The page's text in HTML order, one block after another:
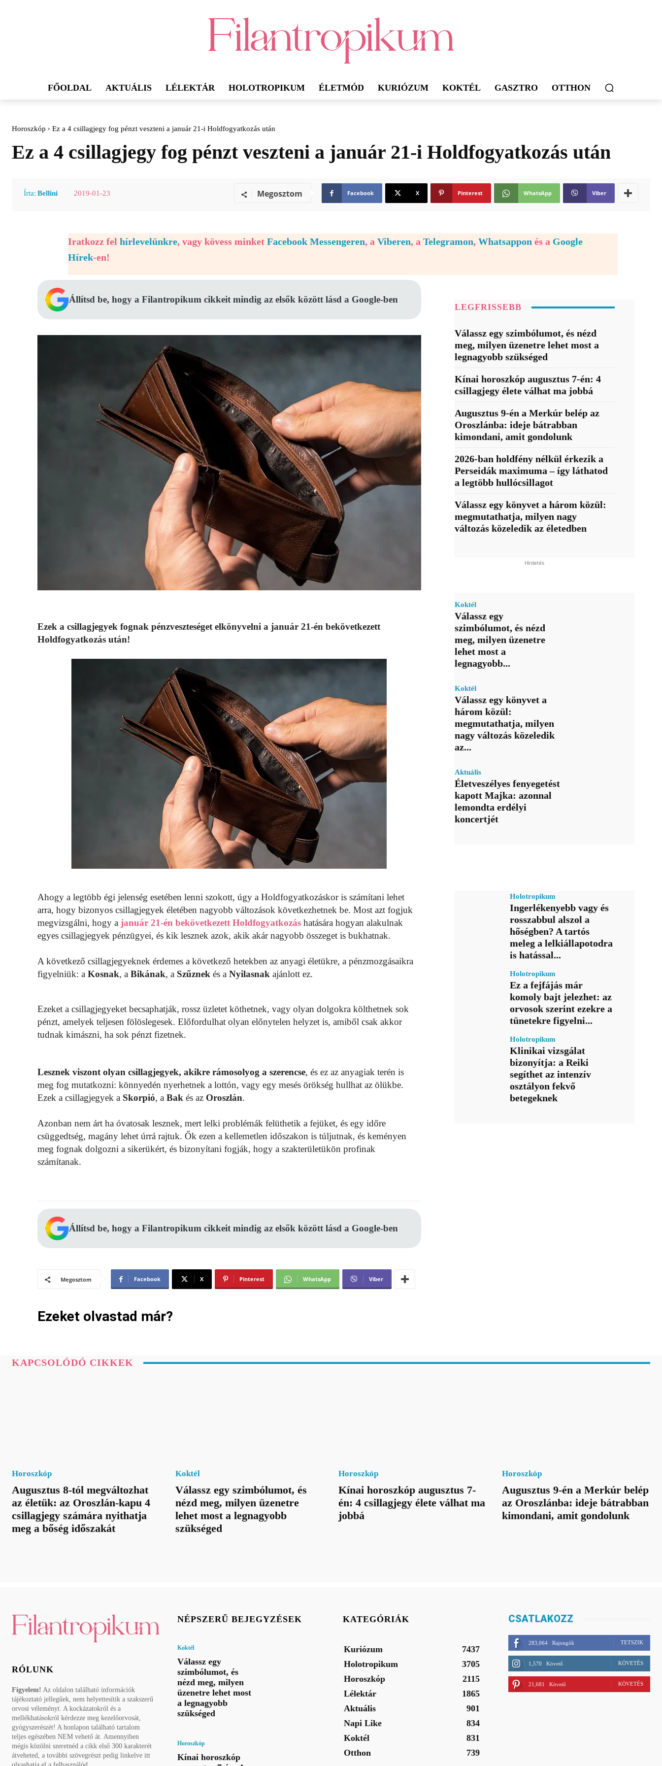
FŐOLDAL AKTUÁLIS LÉLEKTÁR HOLOTROPIKUM ÉLETMÓD KURIÓZUM KOKTÉL GASZTRO OTTHON
Horoszkóp Ez a 4 csillagjegy fog pénzt veszteni a január 21-i Holdfogyatkozás után
Ez a 4 csillagjegy fog pénzt veszteni a január 21-i Holdfogyatkozás után
Írta: Bellini 2019-01-23 Megosztom Facebook X Pinterest WhatsApp Viber
Iratkozz fel hírlevelünkre, vagy kövess minket Facebook Messengeren, a Viberen, a Telegramon, Whatsappon és a Google
Hírek-en!
Állítsd be, hogy a Filantropikum cikkeit mindig az elsők között lásd a Google-ben
Ezek a csillagjegyek fognak pénzveszteséget elkönyvelni a január 21-én bekövetkezett
Holdfogyatkozás után!
Ahogy a legtöbb égi jelenség esetében lenni szokott, úgy a Holdfogyatkozáskor is számítani lehet
arra, hogy bizonyos csillagjegyek életében nagyobb változások következhetnek be. Most azt fogjuk
megvizsgálni, hogy a január 21-én bekövetkezett Holdfogyatkozás hatására hogyan alakulnak
egyes csillagjegyek pénzügyei, és kik lesznek azok, akik akár nagyobb összeget is bukhatnak.
A következő csillagjegyeknek érdemes a következő hetekben az anyagi életükre, a pénzmozgásaikra
figyelniük: a Kosnak, a Bikának, a Szűznek és a Nyilasnak ajánlott ez.
Ezeket a csillagjegyeket becsaphatják, rossz üzletet köthetnek, vagy olyan dolgokra költhetnek sok
pénzt, amelyek teljesen fölöslegesek. Előfordulhat olyan előnytelen helyzet is, amiből csak akkor
tudnak kimászni, ha sok pénzt fizetnek.
Lesznek viszont olyan csillagjegyek, akikre rámosolyog a szerencse, és ez az anyagiak terén is
meg fog mutatkozni: könnyedén nyerhetnek a lottón, vagy egy mesés örökség hullhat az ölükbe.
Ezek a csillagjegyek a Skorpió, a Bak és az Oroszlán.
Azonban nem árt ha óvatosak lesznek, mert lelki problémák felüthetik a fejüket, és egy időre
csüggedtség, magány lehet úrrá rajtuk. Ők ezen a kellemetlen időszakon is túljutnak, és keményen
meg fognak dolgozni a sikerükért, és bizonyítani fogják, hogy a szakterületükön profinak
számítanak.
Állítsd be, hogy a Filantropikum cikkeit mindig az elsők között lásd a Google-ben
Megosztom Facebook X Pinterest WhatsApp Viber
Ezeket olvastad már?
LEGFRISSEBB
Válassz egy szimbólumot, és nézd
meg, milyen üzenetre lehet most a
legnagyobb szükséged
Kínai horoszkóp augusztus 7-én: 4
csillagjegy élete válhat ma jobbá
Augusztus 9-én a Merkúr belép az
Oroszlánba: ideje bátrabban
kimondani, amit gondolunk
2026-ban holdfény nélkül érkezik a
Perseidák maximuma – így láthatod
a legtöbb hullócsillagot
Válassz egy könyvet a három közül:
megmutathatja, milyen nagy
változás közeledik az életedben
Hirdetés
Koktél
Válassz egy
szimbólumot, és nézd
meg, milyen üzenetre
lehet most a
legnagyobb...
Koktél
Válassz egy könyvet a
három közül:
megmutathatja, milyen
nagy változás közeledik
az...
Aktuális
Életveszélyes fenyegetést
kapott Majka: azonnal
lemondta erdélyi
koncertjét
Holotropikum
Ingerlékenyebb vagy és
rosszabbul alszol a
hőségben? A tartós
meleg a lelkiállapotodra
is hatással...
Holotropikum
Ez a fejfájás már
komoly bajt jelezhet: az
orvosok szerint ezekre a
tünetekre figyelni...
Holotropikum
Klinikai vizsgálat
bizonyítja: a Reiki
segíthet az intenzív
osztályon fekvő
betegeknek
KAPCSOLÓDÓ CIKKEK
Horoszkóp
Augusztus 8-tól megváltozhat
az életük: az Oroszlán-kapu 4
csillagjegy számára nyithatja
meg a bőség időszakát
Koktél
Válassz egy szimbólumot, és
nézd meg, milyen üzenetre
lehet most a legnagyobb
szükséged
Horoszkóp
Kínai horoszkóp augusztus 7-
én: 4 csillagjegy élete válhat ma
jobbá
Horoszkóp
Augusztus 9-én a Merkúr belép
az Oroszlánba: ideje bátrabban
kimondani, amit gondolunk
RÓLUNK
Figyelem! Az oldalon található információk
tájékoztató jellegűek, nem helyettesítik a szakszerű
orvosi véleményt. A kockázatokról és a
mellékhatásokról kérdezze meg kezelőorvosát,
gyógyszerészét! A honlapon található tartalom
teljes egészében NEM vehető át. Amennyiben
mégis közölni szeretnéd a cikk első 300 karakterét
átveheted, a további szövegrészt pedig linkelve itt
NÉPSZERŰ BEJEGYZÉSEK
Koktél
Válassz egy
szimbólumot, és
nézd meg, milyen
üzenetre lehet most
a legnagyobb
szükséged
Horoszkóp
Kínai horoszkóp
KATEGÓRIÁK
Kuriózum
7437
Holotropikum
3705
Horoszkóp
2115
Lélektár
1865
Aktuális
901
Napi Like
834
Koktél
831
Otthon
739
CSATLAKOZZ
283,064 Rajongók TETSZIK
1,570 Követő KÖVETÉS
21,681 Követő KÖVETÉS